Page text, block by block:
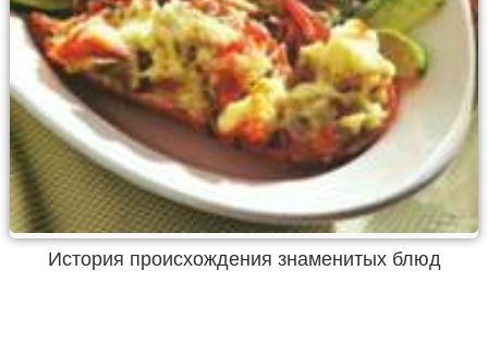
История происхождения знаменитых блюд